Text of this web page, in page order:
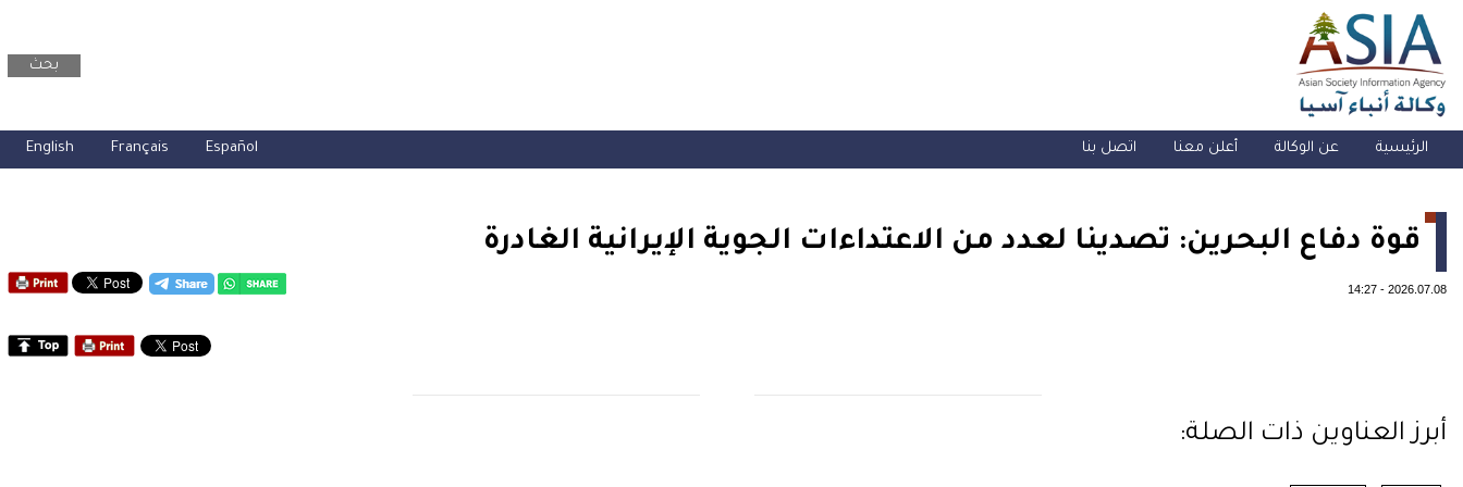
بحث
الرئيسية عن الوكالة أعلن معنا اتصل بنا English Français Español
قوة دفاع البحرين: تصدينا لعدد من الاعتداءات الجوية الإيرانية الغادرة
2026.07.08
-
14:27
أبرز العناوين ذات الصلة: